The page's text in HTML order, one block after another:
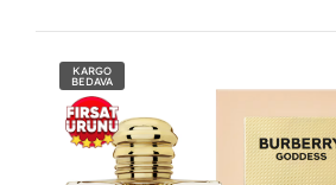
KARGO
BEDAVA